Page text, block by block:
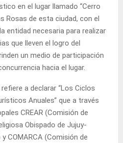
en el lugar llamado “Cerro
Rosas de esta ciudad, con el
entidad necesaria para realizar
que lleven el logro del
un medio de participación
hacia el lugar.
a declarar “Los Ciclos
Anuales” que a través
CREAR (Comisión de
Obispado de Jujuy-
COMARCA (Comisión de